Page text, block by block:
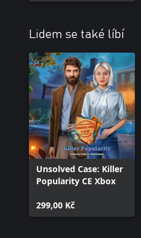
Lidem se také líbí
Unsolved Case: Killer
Popularity CE Xbox
299,00 Kč